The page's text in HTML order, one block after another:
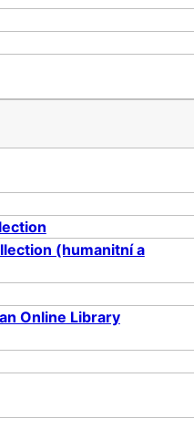
(humanitní a
Online Library